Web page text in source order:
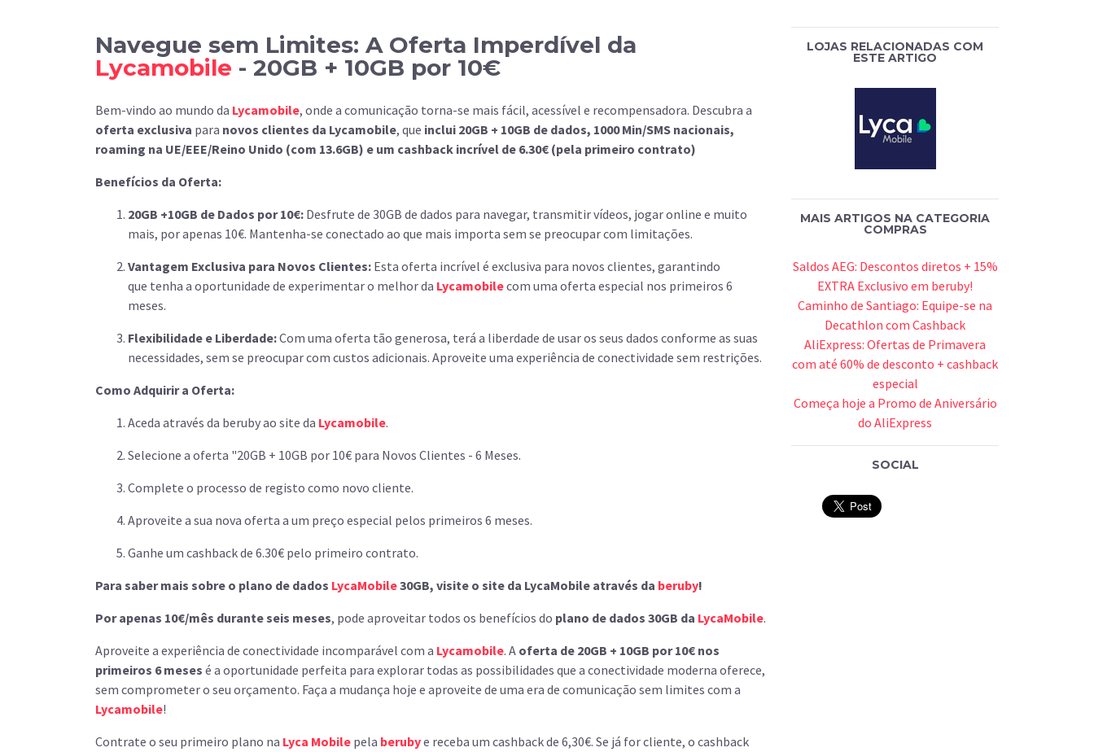
Navegue sem Limites: A Oferta Imperdível da
Lycamobile - 20GB + 10GB por 10€
Bem-vindo ao mundo da Lycamobile, onde a comunicação torna-se mais fácil, acessível e recompensadora. Descubra a
oferta exclusiva para novos clientes da Lycamobile, que inclui 20GB + 10GB de dados, 1000 Min/SMS nacionais,
roaming na UE/EEE/Reino Unido (com 13.6GB) e um cashback incrível de 6.30€ (pela primeiro contrato)
Benefícios da Oferta:
20GB +10GB de Dados por 10€: Desfrute de 30GB de dados para navegar, transmitir vídeos, jogar online e muito
mais, por apenas 10€. Mantenha-se conectado ao que mais importa sem se preocupar com limitações.
Vantagem Exclusiva para Novos Clientes: Esta oferta incrível é exclusiva para novos clientes, garantindo
que tenha a oportunidade de experimentar o melhor da Lycamobilecom uma oferta especial nos primeiros 6
meses.
Flexibilidade e Liberdade:Com uma oferta tão generosa, terá a liberdade de usar os seus dados conforme as suas
necessidades, sem se preocupar com custos adicionais. Aproveite uma experiência de conectividade sem restrições.
Como Adquirir a Oferta:
Aceda através da beruby ao site da Lycamobile.
Selecione a oferta "20GB + 10GB por 10€ para Novos Clientes - 6 Meses.
Complete o processo de registo como novo cliente.
Aproveite a sua nova oferta a um preço especial pelos primeiros 6 meses.
Ganhe um cashback de 6.30€ pelo primeiro contrato.
Para saber mais sobre o plano de dados LycaMobile30GB, visite o site da LycaMobile através da beruby!
Por apenas 10€/mês durante seis meses, pode aproveitar todos os benefícios do plano de dados 30GB da LycaMobile.
Aproveite a experiência de conectividade incomparável com a Lycamobile. A oferta de 20GB + 10GB por 10€ nos
primeiros 6 meses é a oportunidade perfeita para explorar todas as possibilidades que a conectividade moderna oferece,
sem comprometer o seu orçamento. Faça a mudança hoje e aproveite de uma era de comunicação sem limites com a
Lycamobile!
Contrate o seu primeiro plano na Lyca Mobile pela berubye receba um cashback de 6,30€. Se já for cliente, o cashback
LOJAS RELACIONADAS COM
ESTE ARTIGO
MAIS ARTIGOS NA CATEGORIA
COMPRAS
Saldos AEG: Descontos diretos + 15%
EXTRA Exclusivo em beruby!
Caminho de Santiago: Equipe-se na
Decathlon com Cashback
AliExpress: Ofertas de Primavera
com até 60% de desconto + cashback
especial
Começa hoje a Promo de Aniversário
do AliExpress
SOCIAL